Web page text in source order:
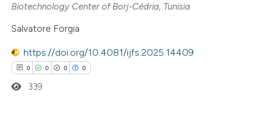
how this article has been
atscite.ai
shows how a scientific paper
been cited by providing the
of the citation, a
Biotechnology Center of Borj-Cédria, Tunisia
Salvatore Forgia
https://doi.org/10.4081/ijfs.2025.14409
0 0 0 0
339